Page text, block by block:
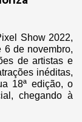
Show 2022,
de novembro,
de artistas e
inéditas,
18ª edição, o
chegando à